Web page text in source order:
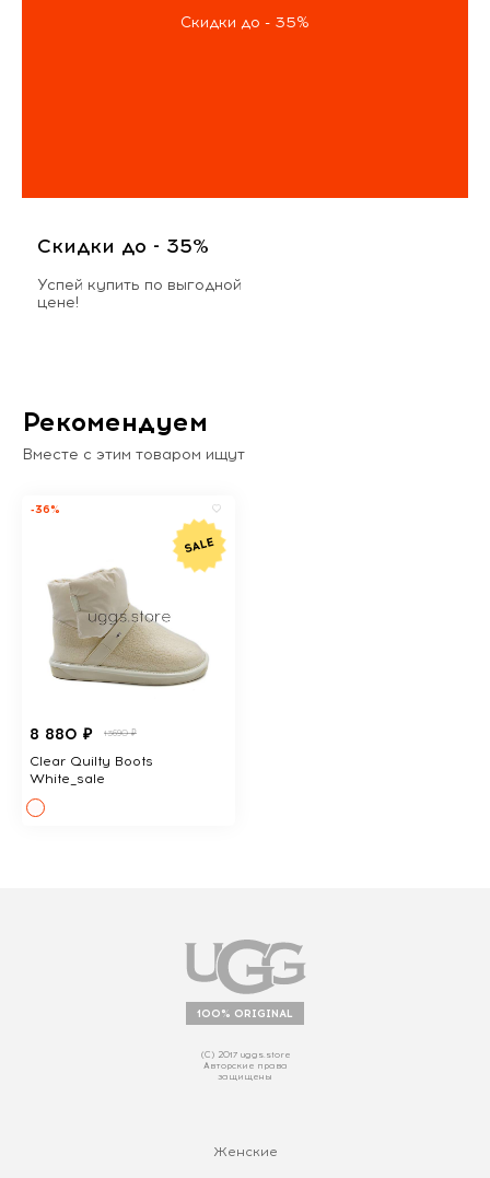
Скидки до - 35%
Скидки до - 35%
Успей купить по выгодной
цене!
Рекомендуем
Вместе с этим товаром ищут
-36%
8 880 ₽ 13690 ₽
Clear Quilty Boots
White_sale
100% ORIGINAL
(С) 2017 uggs.store
Авторские права
защищены
Женские